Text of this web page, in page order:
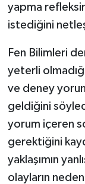
yapma
istediğini
Fen Bilimleri
yeterli
ve deney
geldiğini
yorum içeren
gerektiğini
yaklaşımın
olayların